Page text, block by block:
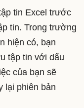
tin Excel trước
tin. Trong trường
hiện có, bạn
tập tin với dấu
của bạn sẽ
lại phiên bản